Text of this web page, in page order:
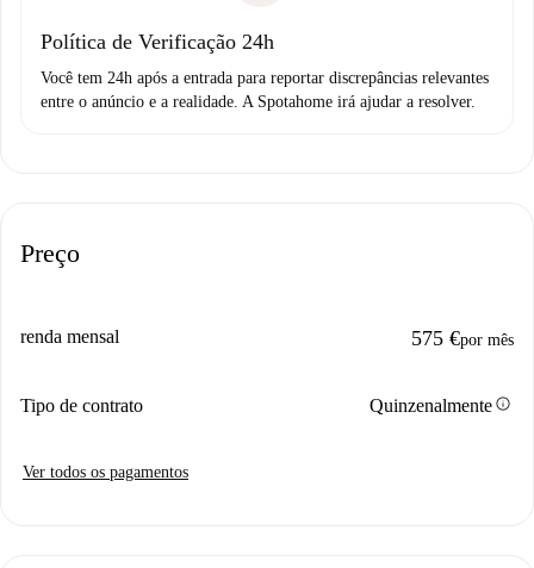
Política de Verificação 24h
Você tem 24h após a entrada para reportar discrepâncias relevantes
entre o anúncio e a realidade. A Spotahome irá ajudar a resolver.
Preço
renda mensal 575 €por mês
Tipo de contrato Quinzenalmenteinfo
Ver todos os pagamentos